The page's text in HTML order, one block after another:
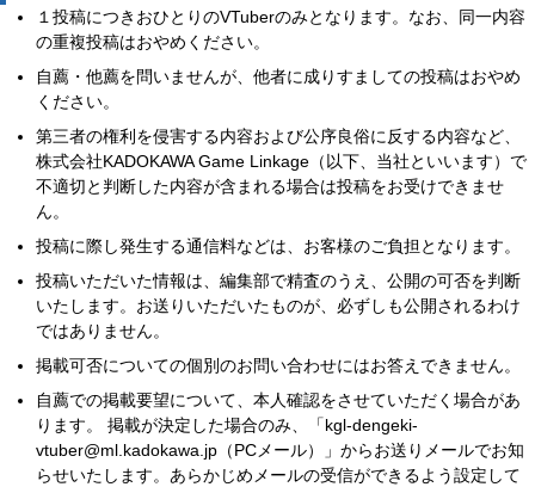
１投稿につきおひとりのVTuberのみとなります。なお、同一内容
の重複投稿はおやめください。
自薦・他薦を問いませんが、他者に成りすましての投稿はおやめ
ください。
第三者の権利を侵害する内容および公序良俗に反する内容など、
株式会社KADOKAWA Game Linkage（以下、当社といいます）で
不適切と判断した内容が含まれる場合は投稿をお受けできませ
ん。
投稿に際し発生する通信料などは、お客様のご負担となります。
投稿いただいた情報は、編集部で精査のうえ、公開の可否を判断
いたします。お送りいただいたものが、必ずしも公開されるわけ
ではありません。
掲載可否についての個別のお問い合わせにはお答えできません。
自薦での掲載要望について、本人確認をさせていただく場合があ
ります。 掲載が決定した場合のみ、「kgl-dengeki-
vtuber@ml.kadokawa.jp（PCメール）」からお送りメールでお知
らせいたします。あらかじめメールの受信ができるよう設定して